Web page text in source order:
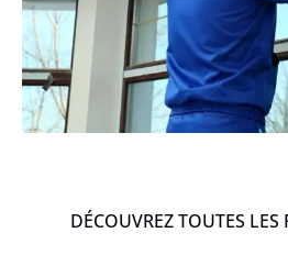
DÉCOUVREZ TOUTES LES